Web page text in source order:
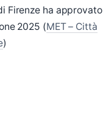
Firenze ha approvato
2025 (MET – Città
)